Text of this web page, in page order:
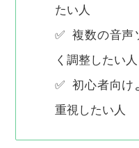
たい人
✅ 複数の音声
く調整したい人
✅ 初心者向け
重視したい人